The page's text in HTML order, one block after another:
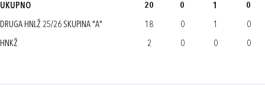
UKUPNO 20 0 1 0
DRUGA HNLŽ 25/26 SKUPINA "A" 18 0 1 0
HNKŽ 2 0 0 0